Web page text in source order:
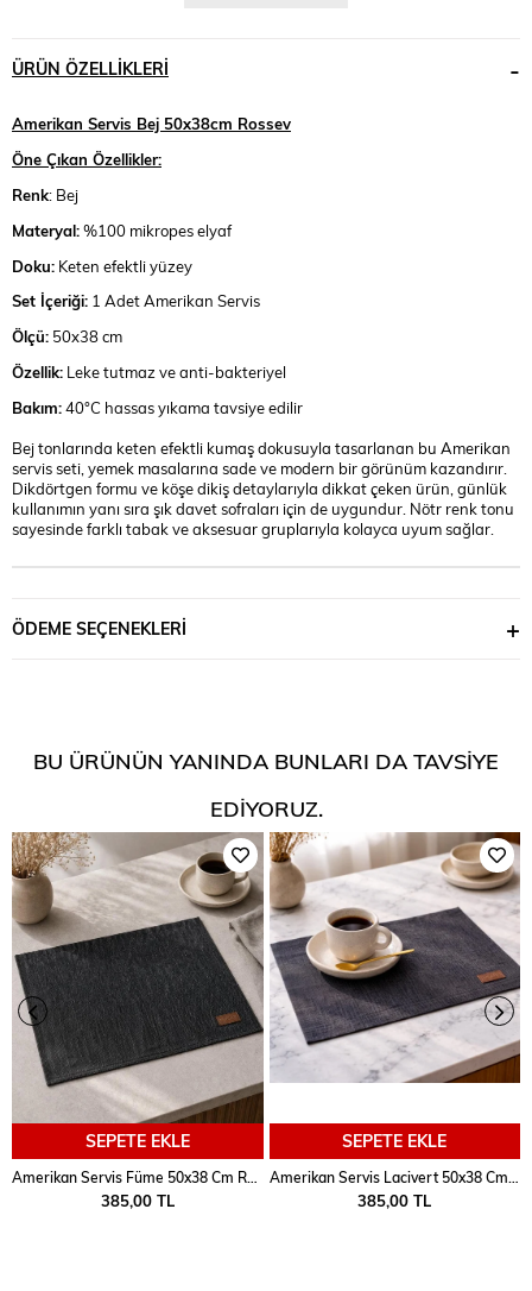
ÜRÜN ÖZELLIKLERI
Amerikan Servis Bej 50x38cm Rossev
Öne Çıkan Özellikler:
Renk: Bej
Materyal:%100 mikropes elyaf
Doku: Keten efektli yüzey
Set İçeriği: 1 Adet Amerikan Servis
Ölçü: 50x38 cm
Özellik: Leke tutmaz ve anti-bakteriyel
Bakım:40°C hassas yıkama tavsiye edilir
Bej tonlarında keten efektli kumaş dokusuyla tasarlanan bu Amerikan
servis seti, yemek masalarına sade ve modern bir görünüm kazandırır.
Dikdörtgen formu ve köşe dikiş detaylarıyla dikkat çeken ürün, günlük
kullanımın yanı sıra şık davet sofraları için de uygundur. Nötr renk tonu
sayesinde farklı tabak ve aksesuar gruplarıyla kolayca uyum sağlar.
ÖDEME SEÇENEKLERI
BU ÜRÜNÜN YANINDA BUNLARI DA TAVSIYE
EDIYORUZ.
SEPETE EKLE
385,00 TL
SEPETE EKLE
385,00 TL